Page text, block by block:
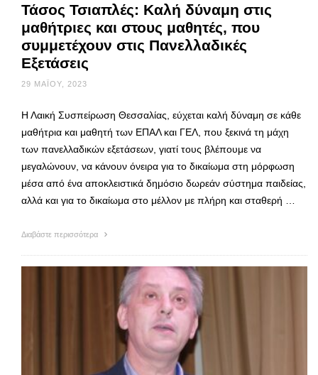
Τάσος Τσιαπλές: Καλή δύναμη στις
μαθήτριες και στους μαθητές, που
συμμετέχουν στις Πανελλαδικές
Εξετάσεις
29 ΜΑΪ́ΟΥ, 2023
Η Λαική Συσπείρωση Θεσσαλίας, εύχεται καλή δύναμη σε κάθε
μαθήτρια και μαθητή των ΕΠΑΛ και ΓΕΛ, που ξεκινά τη μάχη
των πανελλαδικών εξετάσεων, γιατί τους βλέπουμε να
μεγαλώνουν, να κάνουν όνειρα για το δικαίωμα στη μόρφωση
μέσα από ένα αποκλειστικά δημόσιο δωρεάν σύστημα παιδείας,
αλλά και για το δικαίωμα στο μέλλον με πλήρη και σταθερή …
Διαβάστε περισσότερα